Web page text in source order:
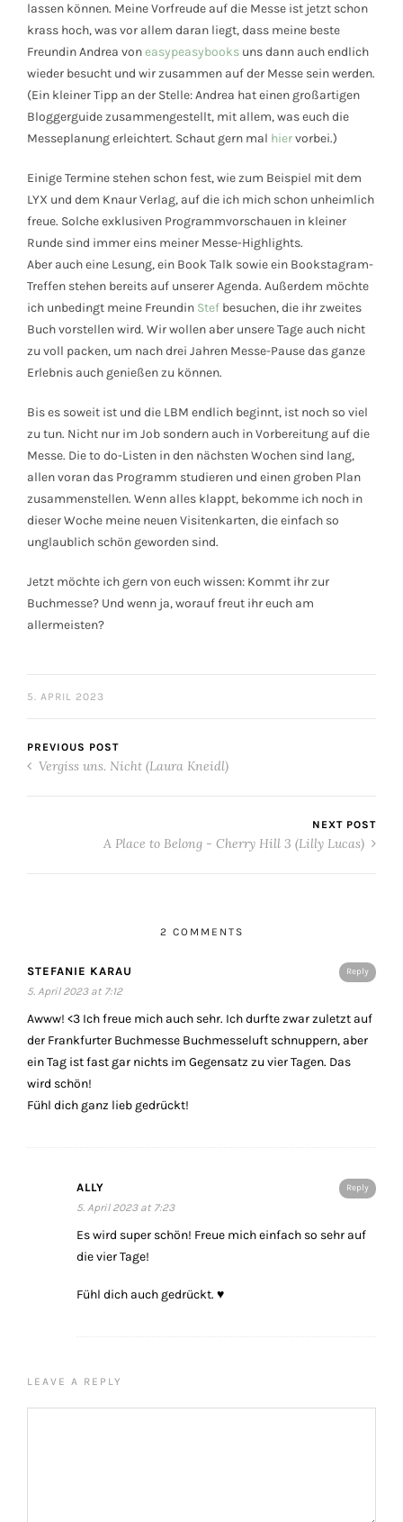
lassen können. Meine Vorfreude auf die Messe ist jetzt schon
krass hoch, was vor allem daran liegt, dass meine beste
Freundin Andrea voneasypeasybooks uns dann auch endlich
wieder besucht und wir zusammen auf der Messe sein werden.
(Ein kleiner Tipp an der Stelle: Andrea hat einen großartigen
Bloggerguide zusammengestellt, mit allem, was euch die
Messeplanung erleichtert. Schaut gern mal hiervorbei.)
Einige Termine stehen schon fest, wie zum Beispiel mit dem
LYX und dem Knaur Verlag, auf die ich mich schon unheimlich
freue. Solche exklusiven Programmvorschauen in kleiner
Runde sind immer eins meiner Messe-Highlights.
Aber auch eine Lesung, ein Book Talk sowie ein Bookstagram-
Treffen stehen bereits auf unserer Agenda. Außerdem möchte
ich unbedingt meine Freundin Stef besuchen, die ihr zweites
Buch vorstellen wird. Wir wollen aber unsere Tage auch nicht
zu voll packen, um nach drei Jahren Messe-Pause das ganze
Erlebnis auch genießen zu können.
Bis es soweit ist und die LBM endlich beginnt, ist noch so viel
zu tun. Nicht nur im Job sondern auch in Vorbereitung auf die
Messe. Die to do-Listen in den nächsten Wochen sind lang,
allen voran das Programm studieren und einen groben Plan
zusammenstellen. Wenn alles klappt, bekomme ich noch in
dieser Woche meine neuen Visitenkarten, die einfach so
unglaublich schön geworden sind.
Jetzt möchte ich gern von euch wissen: Kommt ihr zur
Buchmesse? Und wenn ja, worauf freut ihr euch am
allermeisten?
5. APRIL 2023
PREVIOUS POST
Vergiss uns. Nicht (Laura Kneidl)
NEXT POST
A Place to Belong - Cherry Hill 3 (Lilly Lucas)
2 COMMENTS
Reply
STEFANIE KARAU
5. April 2023 at 7:12
Awww! <3 Ich freue mich auch sehr. Ich durfte zwar zuletzt auf
der Frankfurter Buchmesse Buchmesseluft schnuppern, aber
ein Tag ist fast gar nichts im Gegensatz zu vier Tagen. Das
wird schön!
Fühl dich ganz lieb gedrückt!
Reply
ALLY
5. April 2023 at 7:23
Es wird super schön! Freue mich einfach so sehr auf
die vier Tage!
Fühl dich auch gedrückt. ♥️
LEAVE A REPLY